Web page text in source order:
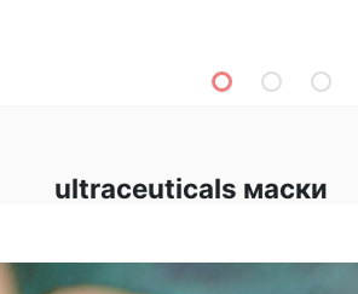
ultraceuticals маски